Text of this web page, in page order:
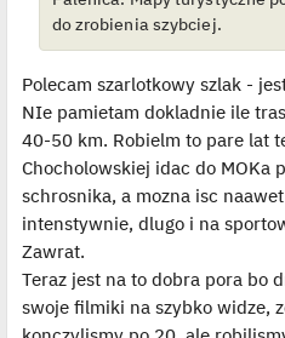
do zrobienia szybciej.
Polecam szarlotkowy szlak -
NIe pamietam dokladnie ile
40-50 km. Robielm to pare lat
Chocholowskiej idac do MOKa
schrosnika, a mozna isc
intenstywnie, dlugo i na
Zawrat.
Teraz jest na to dobra pora bo
swoje filmiki na szybko widze,